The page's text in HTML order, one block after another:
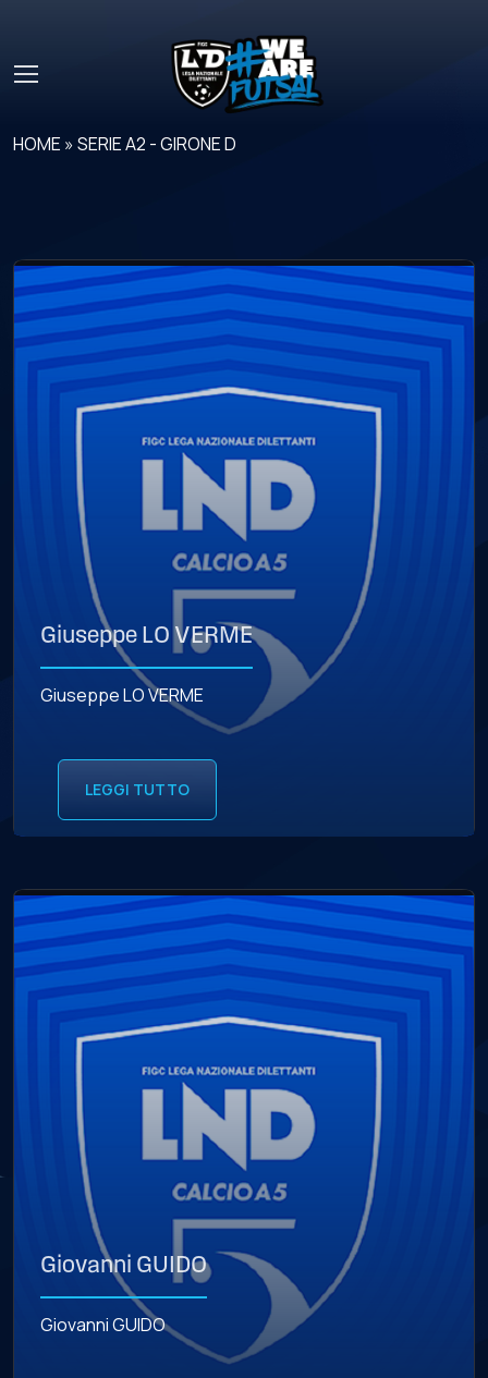
HOME »SERIE A2 - GIRONE D
Giuseppe LO VERME
Giuseppe LO VERME
LEGGI TUTTO
Giovanni GUIDO
Giovanni GUIDO